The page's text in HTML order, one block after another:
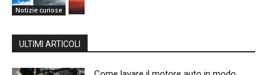
Notizie curiose
ULTIMI ARTICOLI